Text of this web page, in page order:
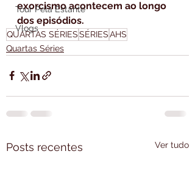
Tour Pela Estante
Vlogs
exorcismo acontecem ao longo
dos episódios.
QUARTAS SÉRIESSÉRIESAHS
Quartas Séries
Posts recentes Ver tudo